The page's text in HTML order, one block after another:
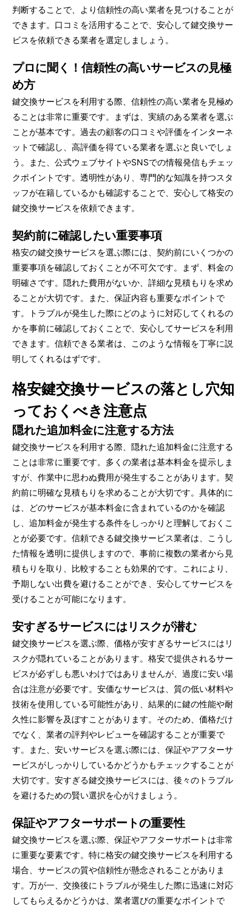
判断することで、より信頼性の高い業者を見つけることが
できます。口コミを活用することで、安心して鍵交換サー
ビスを依頼できる業者を選定しましょう。
プロに聞く！信頼性の高いサービスの見極
め方
鍵交換サービスを利用する際、信頼性の高い業者を見極め
ることは非常に重要です。まずは、実績のある業者を選ぶ
ことが基本です。過去の顧客の口コミや評価をインターネ
ットで確認し、高評価を得ている業者を選ぶと良いでしょ
う。また、公式ウェブサイトやSNSでの情報発信もチェッ
クポイントです。透明性があり、専門的な知識を持つスタ
ッフが在籍しているかも確認することで、安心して格安の
鍵交換サービスを依頼できます。
契約前に確認したい重要事項
格安の鍵交換サービスを選ぶ際には、契約前にいくつかの
重要事項を確認しておくことが不可欠です。まず、料金の
明確さです。隠れた費用がないか、詳細な見積もりを求め
ることが大切です。また、保証内容も重要なポイントで
す。トラブルが発生した際にどのように対応してくれるの
かを事前に確認しておくことで、安心してサービスを利用
できます。信頼できる業者は、このような情報を丁寧に説
明してくれるはずです。
格安鍵交換サービスの落とし穴知
っておくべき注意点
隠れた追加料金に注意する方法
鍵交換サービスを利用する際、隠れた追加料金に注意する
ことは非常に重要です。多くの業者は基本料金を提示しま
すが、作業中に思わぬ費用が発生することがあります。契
約前に明確な見積もりを求めることが大切です。具体的に
は、どのサービスが基本料金に含まれているのかを確認
し、追加料金が発生する条件をしっかりと理解しておくこ
とが必要です。信頼できる鍵交換サービス業者は、こうし
た情報を透明に提供しますので、事前に複数の業者から見
積もりを取り、比較することも効果的です。これにより、
予期しない出費を避けることができ、安心してサービスを
受けることが可能になります。
安すぎるサービスにはリスクが潜む
鍵交換サービスを選ぶ際、価格が安すぎるサービスにはリ
スクが隠れていることがあります。格安で提供されるサー
ビスが必ずしも悪いわけではありませんが、過度に安い場
合は注意が必要です。安価なサービスは、質の低い材料や
技術を使用している可能性があり、結果的に鍵の性能や耐
久性に影響を及ぼすことがあります。そのため、価格だけ
でなく、業者の評判やレビューを確認することが重要で
す。また、安いサービスを選ぶ際には、保証やアフターサ
ービスがしっかりしているかどうかもチェックすることが
大切です。安すぎる鍵交換サービスには、後々のトラブル
を避けるための賢い選択を心がけましょう。
保証やアフターサポートの重要性
鍵交換サービスを選ぶ際、保証やアフターサポートは非常
に重要な要素です。特に格安の鍵交換サービスを利用する
場合、サービスの質や信頼性が懸念されることがありま
す。万が一、交換後にトラブルが発生した際に迅速に対応
してもらえるかどうかは、業者選びの重要なポイントで